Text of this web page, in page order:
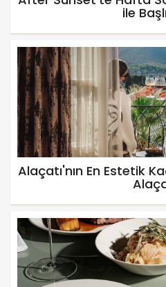
ile
Alaçatı'nın En Estetik